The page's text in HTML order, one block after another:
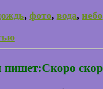
, фото, вода, небо
пишет:Скоро